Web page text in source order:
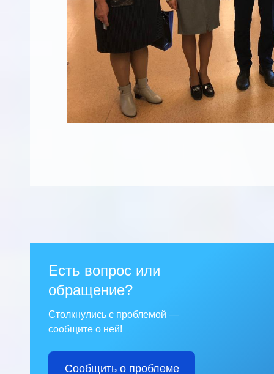
Есть вопрос или
обращение?
Столкнулись с проблемой —
сообщите о ней!
Сообщить о проблеме